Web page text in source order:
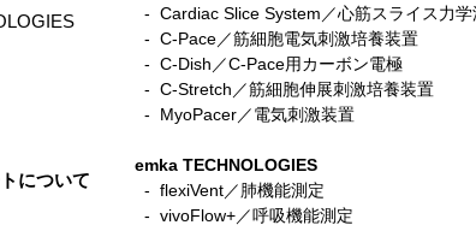
について
- Cardiac Slice System／心筋スライス力学
- C-Pace／筋細胞電気刺激培養装置
- C-Dish／C-Pace用カーボン電極
- C-Stretch／筋細胞伸展刺激培養装置
​ - MyoPacer／電気刺激装置
emka TECHNOLOGIES
- flexiVent／肺機能測定
- vivoFlow+／呼吸機能測定